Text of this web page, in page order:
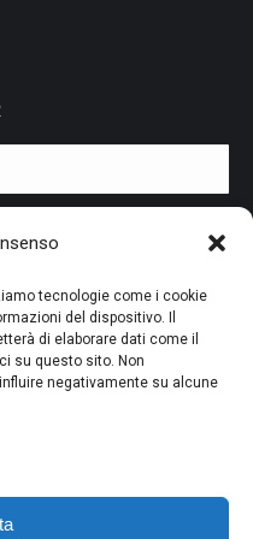
tecnologie come i cookie
del dispositivo. Il
di elaborare dati come il
su questo sito. Non
negativamente su alcune
La tua email potrà essere